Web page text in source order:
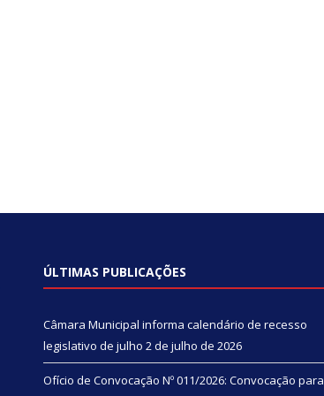
ÚLTIMAS PUBLICAÇÕES
Câmara Municipal informa calendário de recesso
legislativo de julho 2 de julho de 2026
Ofício de Convocação Nº 011/2026: Convocação para